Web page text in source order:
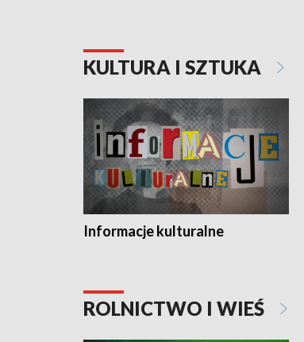
KULTURA I SZTUKA
Informacje kulturalne
ROLNICTWO I WIEŚ